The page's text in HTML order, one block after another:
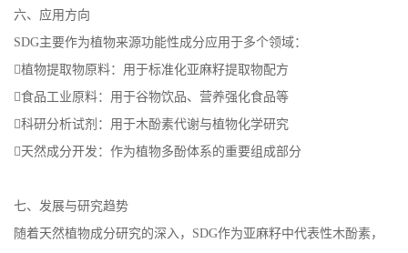
六、应用方向
SDG主要作为植物来源功能性成分应用于多个领域：
植物提取物原料：用于标准化亚麻籽提取物配方
食品工业原料：用于谷物饮品、营养强化食品等
科研分析试剂：用于木酚素代谢与植物化学研究
天然成分开发：作为植物多酚体系的重要组成部分
七、发展与研究趋势
随着天然植物成分研究的深入，SDG作为亚麻籽中代表性木酚素，